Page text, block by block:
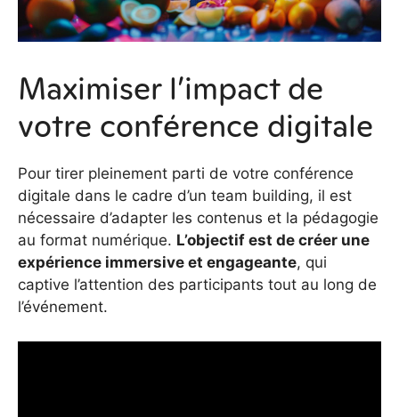
Maximiser l’impact de
votre conférence digitale
Pour tirer pleinement parti de votre conférence
digitale dans le cadre d’un team building, il est
nécessaire d’adapter les contenus et la pédagogie
au format numérique. L’objectif est de créer une
expérience immersive et engageante, qui
captive l’attention des participants tout au long de
l’événement.